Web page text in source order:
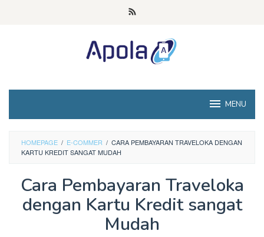
MENU
HOMEPAGE / E-COMMER / CARA PEMBAYARAN TRAVELOKA DENGAN
KARTU KREDIT SANGAT MUDAH
Cara Pembayaran Traveloka
dengan Kartu Kredit sangat
Mudah